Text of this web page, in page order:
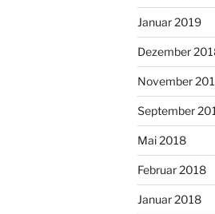
Januar 2019
Dezember
November
September
Mai 2018
Februar 2018
Januar 2018